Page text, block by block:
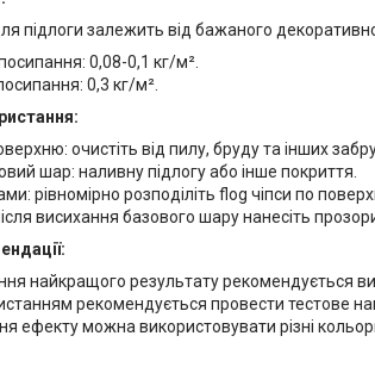
підлоги залежить від бажаного
0,08-0,1 кг/м².
0,3 кг/м².
очистіть від пилу, бруду та інших
шар: наливну підлогу або інше покриття.
рівномірно розподіліть flog чіпси по
висихання базового шару нанесіть
найкращого результату рекомендується
рекомендується провести тестове
ефекту можна використовувати різні кольори